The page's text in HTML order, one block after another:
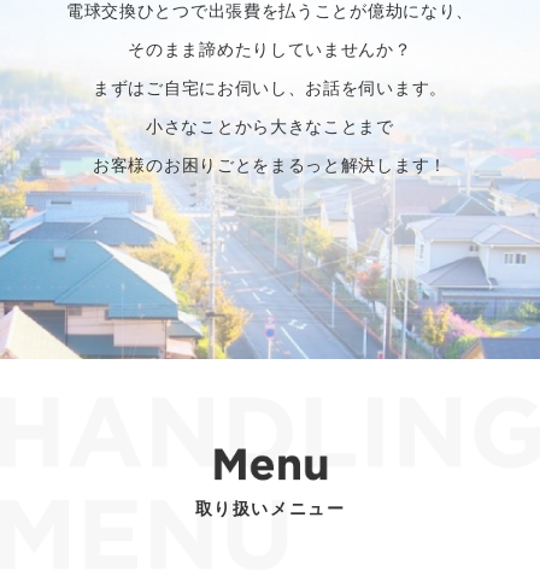
電球交換ひとつで出張費を払うことが億劫になり、
そのまま諦めたりしていませんか？
まずはご自宅にお伺いし、お話を伺います。
小さなことから大きなことまで
お客様のお困りごとをまるっと解決します！
取り扱いメニュー